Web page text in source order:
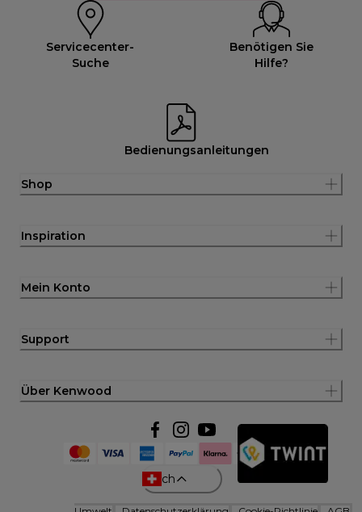
Servicecenter-
Suche
Benötigen Sie
Hilfe?
Bedienungsanleitungen
Shop
Inspiration
Mein Konto
Support
Über Kenwood
ch